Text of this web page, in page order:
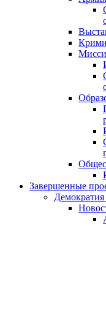
Завершенные
Демократия